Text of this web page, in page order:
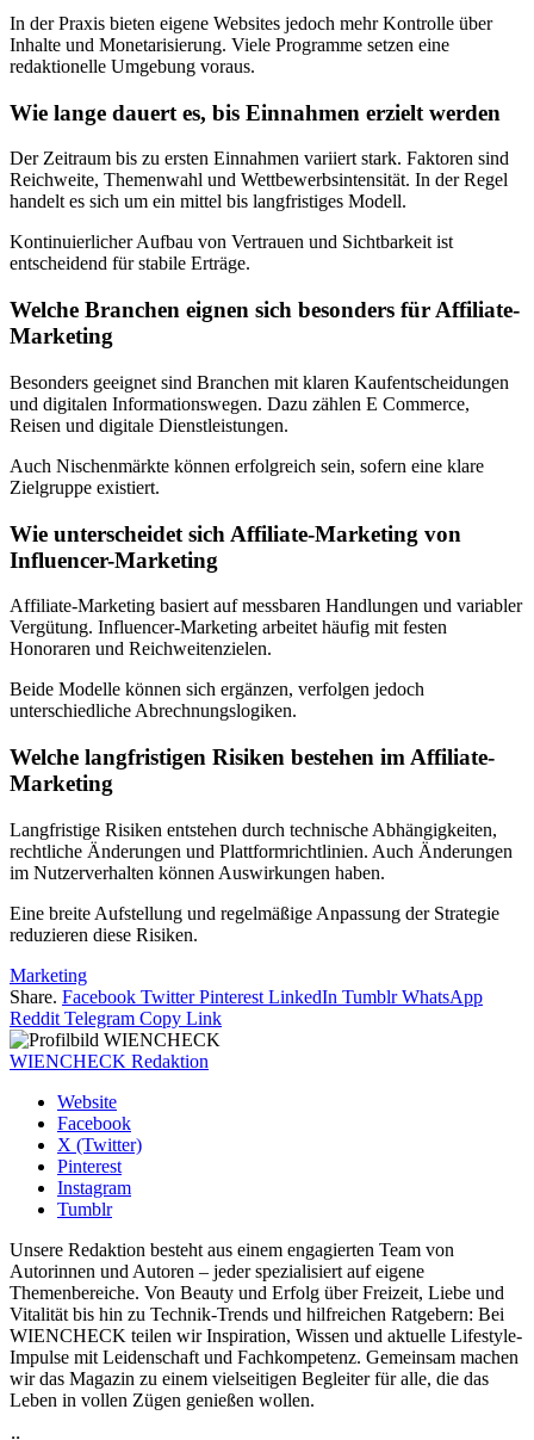
In der Praxis bieten eigene Websites jedoch mehr Kontrolle über
Inhalte und Monetarisierung. Viele Programme setzen eine
redaktionelle Umgebung voraus.
Wie lange dauert es, bis Einnahmen erzielt werden
Der Zeitraum bis zu ersten Einnahmen variiert stark. Faktoren sind
Reichweite, Themenwahl und Wettbewerbsintensität. In der Regel
handelt es sich um ein mittel bis langfristiges Modell.
Kontinuierlicher Aufbau von Vertrauen und Sichtbarkeit ist
entscheidend für stabile Erträge.
Welche Branchen eignen sich besonders für Affiliate-
Marketing
Besonders geeignet sind Branchen mit klaren Kaufentscheidungen
und digitalen Informationswegen. Dazu zählen E Commerce,
Reisen und digitale Dienstleistungen.
Auch Nischenmärkte können erfolgreich sein, sofern eine klare
Zielgruppe existiert.
Wie unterscheidet sich Affiliate-Marketing von
Influencer-Marketing
Affiliate-Marketing basiert auf messbaren Handlungen und variabler
Vergütung. Influencer-Marketing arbeitet häufig mit festen
Honoraren und Reichweitenzielen.
Beide Modelle können sich ergänzen, verfolgen jedoch
unterschiedliche Abrechnungslogiken.
Welche langfristigen Risiken bestehen im Affiliate-
Marketing
Langfristige Risiken entstehen durch technische Abhängigkeiten,
rechtliche Änderungen und Plattformrichtlinien. Auch Änderungen
im Nutzerverhalten können Auswirkungen haben.
Eine breite Aufstellung und regelmäßige Anpassung der Strategie
reduzieren diese Risiken.
Marketing
Share. Facebook Twitter Pinterest LinkedIn Tumblr WhatsApp
Reddit Telegram Copy Link
WIENCHECK Redaktion
Website
Facebook
X (Twitter)
Pinterest
Instagram
Tumblr
Unsere Redaktion besteht aus einem engagierten Team von
Autorinnen und Autoren – jeder spezialisiert auf eigene
Themenbereiche. Von Beauty und Erfolg über Freizeit, Liebe und
Vitalität bis hin zu Technik-Trends und hilfreichen Ratgebern: Bei
WIENCHECK teilen wir Inspiration, Wissen und aktuelle Lifestyle-
Impulse mit Leidenschaft und Fachkompetenz. Gemeinsam machen
wir das Magazin zu einem vielseitigen Begleiter für alle, die das
Leben in vollen Zügen genießen wollen.